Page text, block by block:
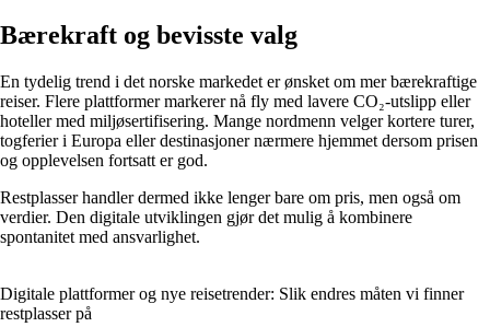
Bærekraft og bevisste valg
En tydelig trend i det norske markedet er ønsket om mer bærekraftige
reiser. Flere plattformer markerer nå fly med lavere CO₂-utslipp eller
hoteller med miljøsertifisering. Mange nordmenn velger kortere turer,
togferier i Europa eller destinasjoner nærmere hjemmet dersom prisen
og opplevelsen fortsatt er god.
Restplasser handler dermed ikke lenger bare om pris, men også om
verdier. Den digitale utviklingen gjør det mulig å kombinere
spontanitet med ansvarlighet.
Digitale plattformer og nye reisetrender: Slik endres måten vi finner
restplasser på